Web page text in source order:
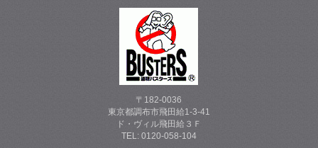
〒182-0036
東京都調布市飛田給1-3-41
ド・ヴィル飛田給３Ｆ
TEL: 0120-058-104